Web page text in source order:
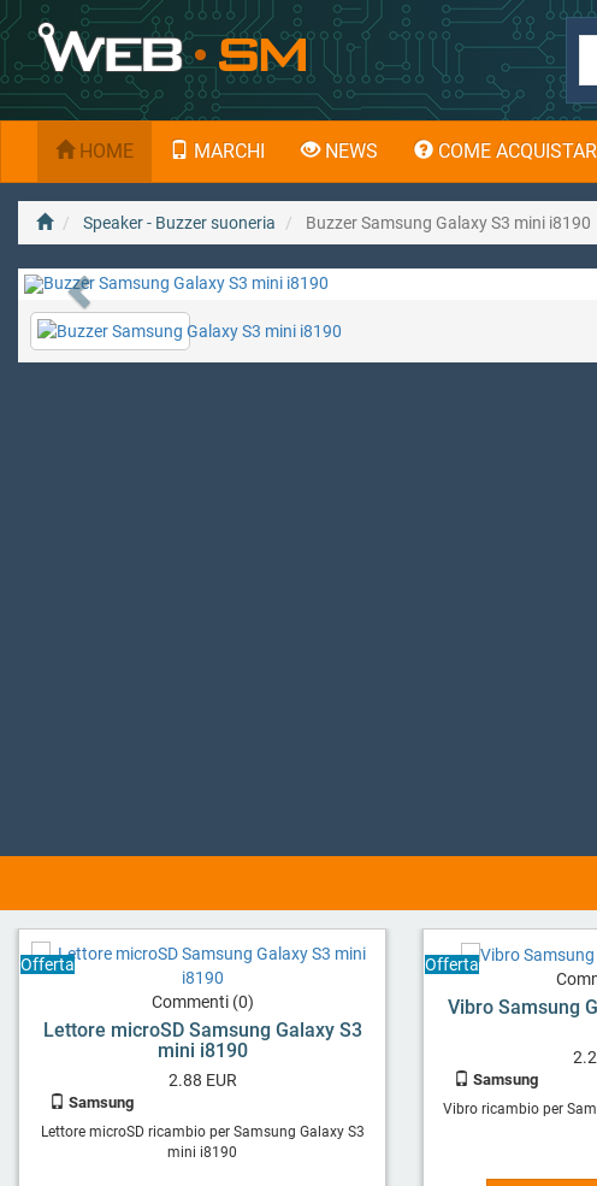
HOME MARCHI NEWS COME
Speaker - Buzzer suoneria Buzzer Samsung Galaxy S3 mini i8190
Previous
Offerta
Commenti (0)
Lettore microSD Samsung Galaxy S3
mini i8190
2.88 EUR
Samsung
Lettore microSD ricambio per Samsung Galaxy S3
mini i8190
Offerta
Vibro Samsung
Samsung
Vibro ricambio per